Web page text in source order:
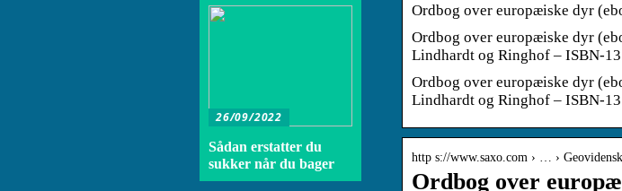
Ordbog over europæiske dyr
Ordbog over europæiske dyr
Lindhardt og Ringhof – ISBN-
Ordbog over europæiske dyr
Lindhardt og Ringhof – ISBN-
http s://www.saxo.com › … ›
Ordbog over
26/09/2022
Sådan erstatter du
sukker når du bager